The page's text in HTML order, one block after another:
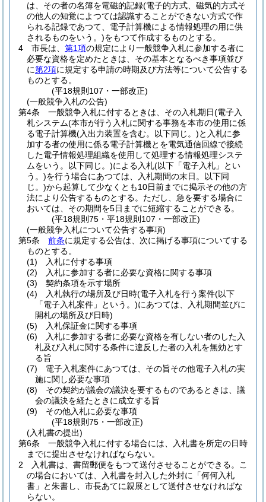
は、その者の名簿を電磁的記録(電子的方式、磁気的方式そ
の他人の知覚によつては認識することができない方式で作
られる記録であつて、電子計算機による情報処理の用に供
されるものをいう。)をもつて作成するものとする。
4
市長は、 第1項の規定により一般競争入札に参加する者に
必要な資格を定めたときは、その基本となるべき事項並び
に第2項に規定する申請の時期及び方法等について公告する
ものとする。
(平18規則107・一部改正)
(一般競争入札の公告)
第4条
一般競争入札に付するときは、その入札期日(電子入
札システム(本市が行う入札に関する事務を本市の使用に係
る電子計算機(入出力装置を含む。以下同じ。)と入札に参
加する者の使用に係る電子計算機とを電気通信回線で接続
した電子情報処理組織を使用して処理する情報処理システ
ムをいう。以下同じ。)による入札(以下「電子入札」とい
う。)を行う場合にあつては、入札期間の末日。以下同
じ。)から起算して少なくとも10日前までに掲示その他の方
法により公告するものとする。 ただし、急を要する場合に
おいては、その期間を5日までに短縮することができる。
(平18規則75・平18規則107・一部改正)
(一般競争入札について公告する事項)
第5条
前条に規定する公告は、次に掲げる事項についてする
ものとする。
(1)
入札に付する事項
(2)
入札に参加する者に必要な資格に関する事項
(3)
契約条項を示す場所
(4)
入札執行の場所及び日時(電子入札を行う案件(以下
「電子入札案件」という。)にあつては、入札期間並びに
開札の場所及び日時)
(5)
入札保証金に関する事項
(6)
入札に参加する者に必要な資格を有しない者のした入
札及び入札に関する条件に違反した者の入札を無効とす
る旨
(7)
電子入札案件にあつては、その旨その他電子入札の実
施に関し必要な事項
(8)
その契約が議会の議決を要するものであるときは、議
会の議決を経たときに成立する旨
(9)
その他入札に必要な事項
(平18規則75・一部改正)
(入札書の提出)
第6条
一般競争入札に付する場合には、入札書を所定の日時
までに提出させなければならない。
2
入札書は、書留郵便をもつて送付させることができる。
こ
の場合においては、入札書を封入した外封に「何何入札
書」と朱書し、市長あてに親展として送付させなければな
らない。